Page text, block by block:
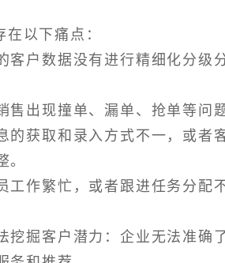
以下痛点：
客户数据没有进行精细化分级
出现撞单、漏单、抢单等问题
的获取和录入方式不一，或者
。
工作繁忙，或者跟进任务分配
挖掘客户潜力：企业无法准确